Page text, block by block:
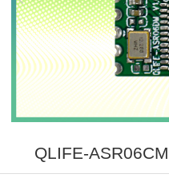
QLIFE-